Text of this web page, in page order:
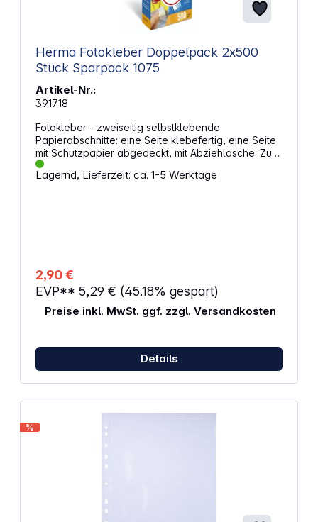
Herma Fotokleber Doppelpack 2x500
Stück Sparpack 1075
Artikel-Nr.:
391718
Fotokleber - zweiseitig selbstklebende
Papierabschnitte: eine Seite klebefertig, eine Seite
mit Schutzpapier abgedeckt, mit Abziehlasche. Zum
festen und dauerhaften Ein- und Aufkleben von
Fotos, Belegen, Ausschnitten und vielem mehr,
Lagernd, Lieferzeit: ca. 1-5 Werktage
2,90 €
EVP** 5,29 € (45.18% gespart)
Preise inkl. MwSt. ggf. zzgl. Versandkosten
Details
%